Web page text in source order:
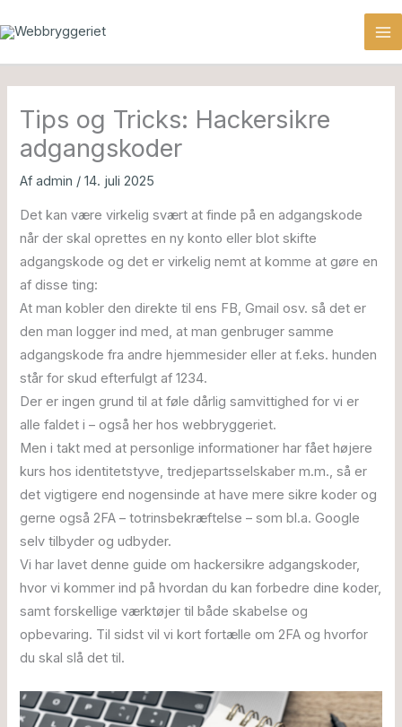
til
Tips og Tricks: Hackersikre
adgangskoder
Afadmin /14. juli 2025
Det kan være virkelig svært at finde på en adgangskode
når der skal oprettes en ny konto eller blot skifte
adgangskode og det er virkelig nemt at komme at gøre en
af disse ting:
At man kobler den direkte til ens FB, Gmail osv. så det er
den man logger ind med, at man genbruger samme
adgangskode fra andre hjemmesider eller at f.eks. hunden
står for skud efterfulgt af 1234.
Der er ingen grund til at føle dårlig samvittighed for vi er
alle faldet i – også her hos webbryggeriet.
Men i takt med at personlige informationer har fået højere
kurs hos identitetstyve, tredjepartsselskaber m.m., så er
det vigtigere end nogensinde at have mere sikre koder og
gerne også 2FA – totrinsbekræftelse – som bl.a. Google
selv tilbyder og udbyder.
Vi har lavet denne guide om hackersikre adgangskoder,
hvor vi kommer ind på hvordan du kan forbedre dine koder,
samt forskellige værktøjer til både skabelse og
opbevaring. Til sidst vil vi kort fortælle om 2FA og hvorfor
du skal slå det til.